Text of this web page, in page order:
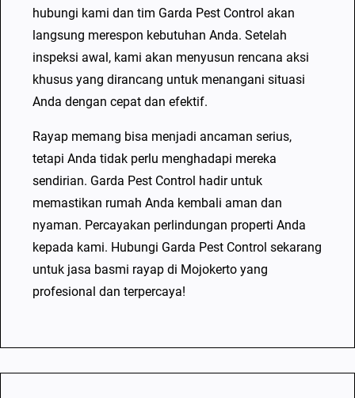
hubungi kami dan tim Garda Pest Control akan
langsung merespon kebutuhan Anda. Setelah
inspeksi awal, kami akan menyusun rencana aksi
khusus yang dirancang untuk menangani situasi
Anda dengan cepat dan efektif.
Rayap memang bisa menjadi ancaman serius,
tetapi Anda tidak perlu menghadapi mereka
sendirian. Garda Pest Control hadir untuk
memastikan rumah Anda kembali aman dan
nyaman. Percayakan perlindungan properti Anda
kepada kami. Hubungi Garda Pest Control sekarang
untuk jasa basmi rayap di Mojokerto yang
profesional dan terpercaya!